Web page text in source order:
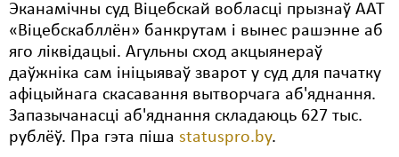
Эканамічны суд Віцебскай вобласці прызнаў ААТ
«Віцебскабллён» банкрутам і вынес рашэнне аб
яго ліквідацыі. Агульны сход акцыянераў
даўжніка сам ініцыяваў зварот у суд для пачатку
афіцыйнага скасавання вытворчага аб'яднання.
Запазычанасці аб'яднання складаюць 627 тыс.
рублёў. Пра гэта піша statuspro.by.